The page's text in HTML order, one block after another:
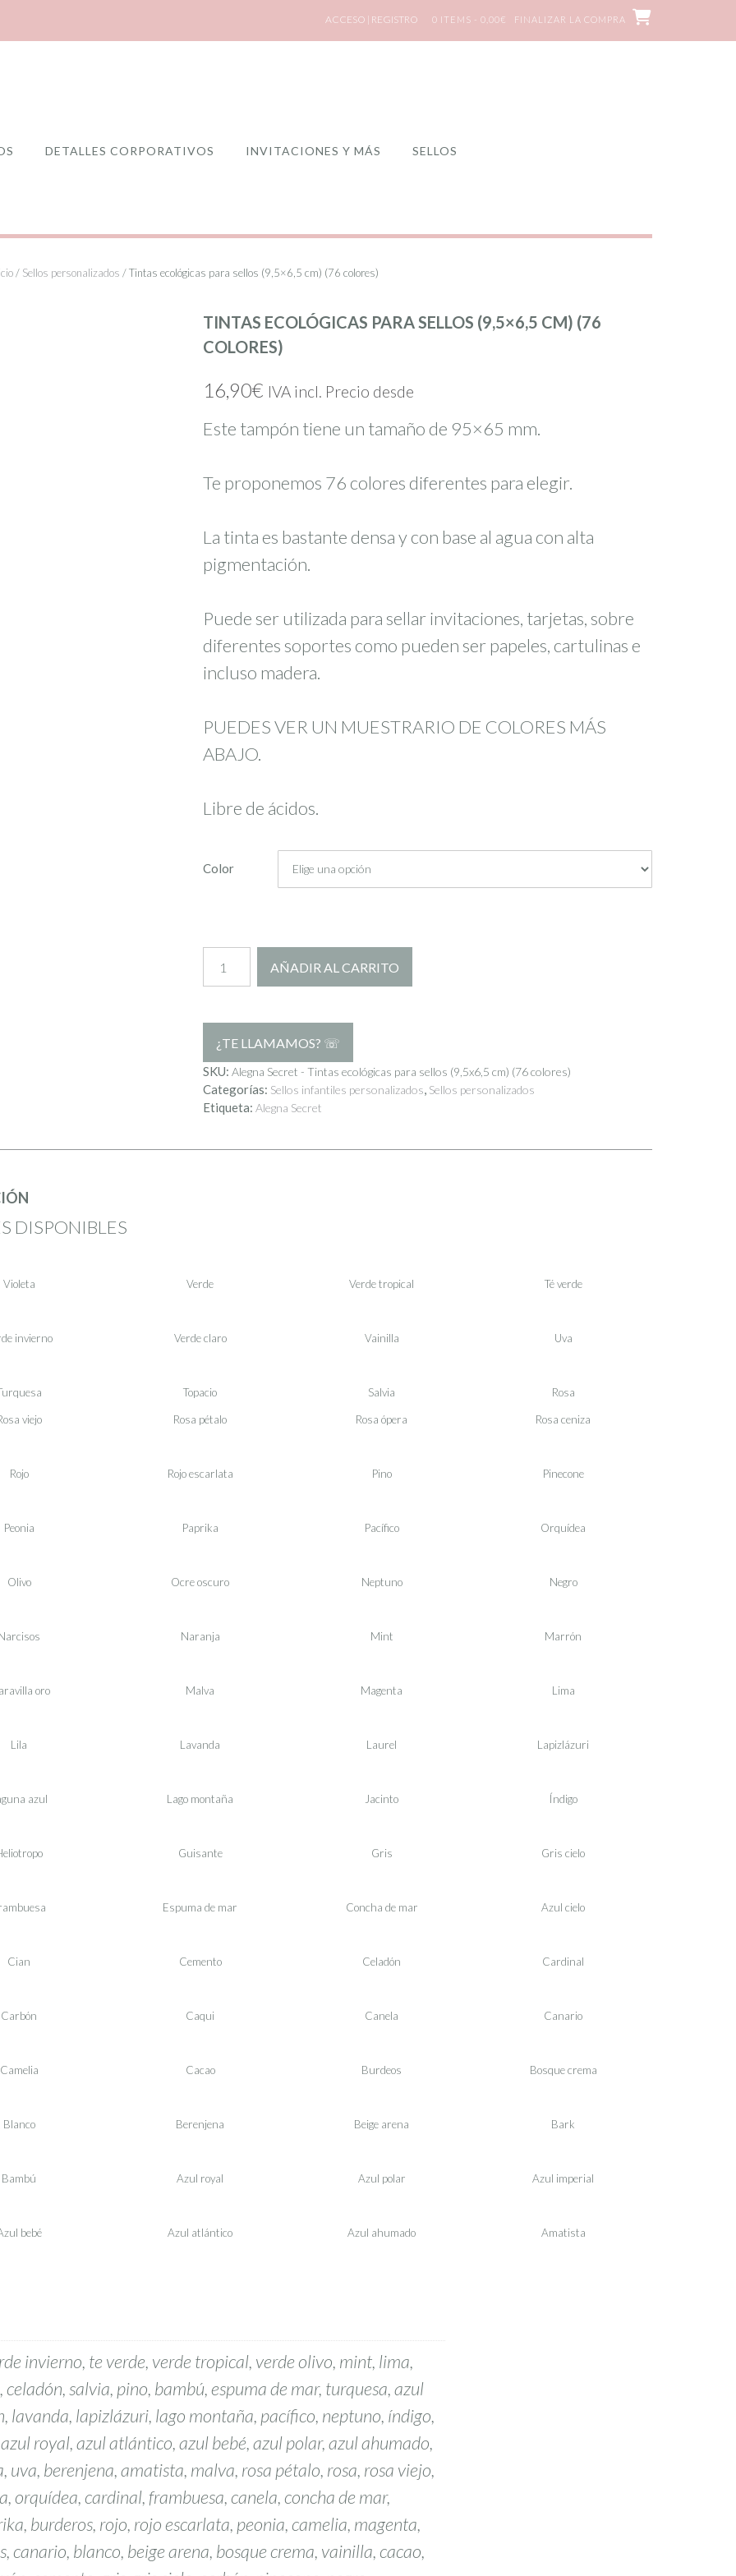
ACCESO | REGISTRO 0 ITEMS - 0,00€ FINALIZAR LA COMPRA
DETALLES CORPORATIVOS INVITACIONES Y MÁS SELLOS
/ Sellos personalizados / Tintas ecológicas para sellos (9,5×6,5 cm) (76 colores)
TINTAS ECOLÓGICAS PARA SELLOS (9,5×6,5 CM) (76
COLORES)
16,90€ IVA incl. Precio desde
Este tampón tiene un tamaño de 95×65 mm.
Te proponemos 76 colores diferentes para elegir.
La tinta es bastante densa y con base al agua con alta
pigmentación.
Puede ser utilizada para sellar invitaciones, tarjetas, sobre
diferentes soportes como pueden ser papeles, cartulinas e
incluso madera.
PUEDES VER UN MUESTRARIO DE COLORES MÁS
ABAJO.
Libre de ácidos.
Color
Tintas
ecológicas
sellos
(9,5x6,5
cm)
colores)
AÑADIR AL CARRITO
SKU: Alegna Secret - Tintas ecológicas para sellos (9,5x6,5 cm) (76 colores)
Categorías: Sellos infantiles personalizados, Sellos personalizados
Etiqueta: Alegna Secret
DISPONIBLES
Violeta Verde Verde tropical Té verde
invierno Verde claro Vainilla Uva
Topacio Salvia Rosa
viejo Rosa pétalo Rosa ópera Rosa ceniza
Rojo Rojo escarlata Pino Pinecone
Peonia Paprika Pacífico Orquídea
Olivo Ocre oscuro Neptuno Negro
Naranja Mint Marrón
oro Malva Magenta Lima
Lila Lavanda Laurel Lapizlázuri
azul Lago montaña Jacinto Índigo
Guisante Gris Gris cielo
Espuma de mar Concha de mar Azul cielo
Cian Cemento Celadón Cardinal
Carbón Caqui Canela Canario
Camelia Cacao Burdeos Bosque crema
Blanco Berenjena Beige arena Bark
Bambú Azul royal Azul polar Azul imperial
bebé Azul atlántico Azul ahumado Amatista
invierno, te verde, verde tropical, verde olivo, mint, lima,
salvia, pino, bambú, espuma de mar, turquesa, azul
lavanda, lapizlázuri, lago montaña, pacífico, neptuno, índigo,
royal, azul atlántico, azul bebé, azul polar, azul ahumado,
berenjena, amatista, malva, rosa pétalo, rosa, rosa viejo,
orquídea, cardinal, frambuesa, canela, concha de mar,
burderos, rojo, rojo escarlata, peonia, camelia, magenta,
canario, blanco, beige arena, bosque crema, vainilla, cacao,